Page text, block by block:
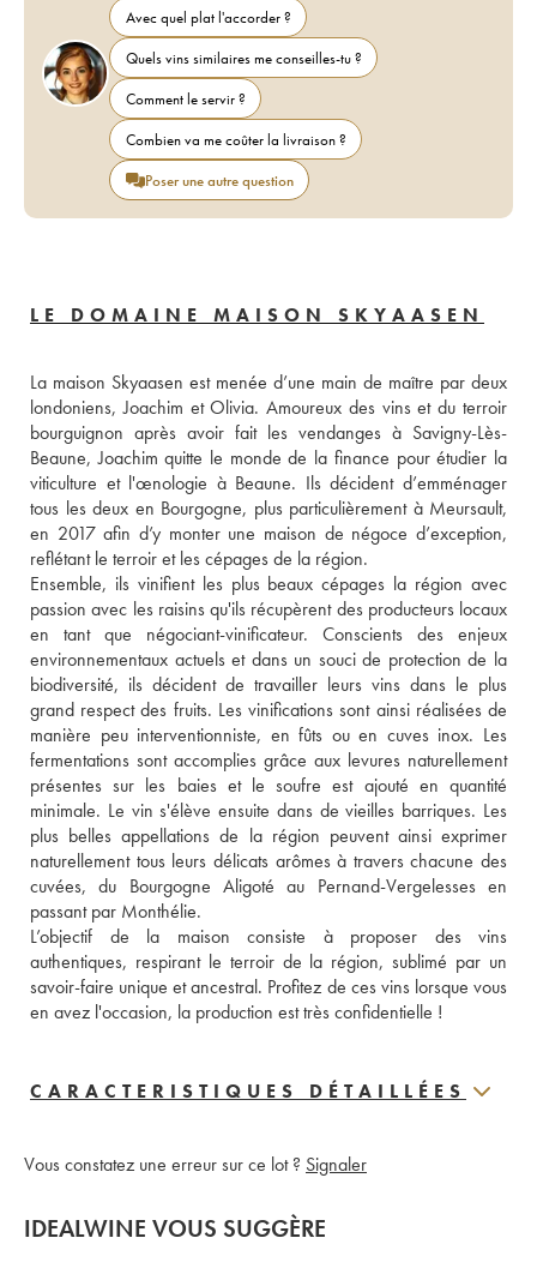
Avec quel plat l'accorder ?
Quels vins similaires me conseilles-tu ?
Comment le servir ?
Combien va me coûter la livraison ?
Poser une autre question
LE DOMAINE MAISON SKYAASEN
La maison Skyaasen est menée d’une main de maître par deux
londoniens, Joachim et Olivia. Amoureux des vins et du terroir
bourguignon après avoir fait les vendanges à Savigny-Lès-
Beaune, Joachim quitte le monde de la finance pour étudier la
viticulture et l'œnologie à Beaune. Ils décident d’emménager
tous les deux en Bourgogne, plus particulièrement à Meursault,
en 2017 afin d’y monter une maison de négoce d’exception,
reflétant le terroir et les cépages de la région.
Ensemble, ils vinifient les plus beaux cépages la région avec
passion avec les raisins qu'ils récupèrent des producteurs locaux
en tant que négociant-vinificateur. Conscients des enjeux
environnementaux actuels et dans un souci de protection de la
biodiversité, ils décident de travailler leurs vins dans le plus
grand respect des fruits. Les vinifications sont ainsi réalisées de
manière peu interventionniste, en fûts ou en cuves inox. Les
fermentations sont accomplies grâce aux levures naturellement
présentes sur les baies et le soufre est ajouté en quantité
minimale. Le vin s'élève ensuite dans de vieilles barriques. Les
plus belles appellations de la région peuvent ainsi exprimer
naturellement tous leurs délicats arômes à travers chacune des
cuvées, du Bourgogne Aligoté au Pernand-Vergelesses en
passant par Monthélie.
L’objectif de la maison consiste à proposer des vins
authentiques, respirant le terroir de la région, sublimé par un
savoir-faire unique et ancestral. Profitez de ces vins lorsque vous
en avez l'occasion, la production est très confidentielle !
CARACTERISTIQUES DÉTAILLÉES
Vous constatez une erreur sur ce lot ? Signaler
IDEALWINE VOUS SUGGÈRE